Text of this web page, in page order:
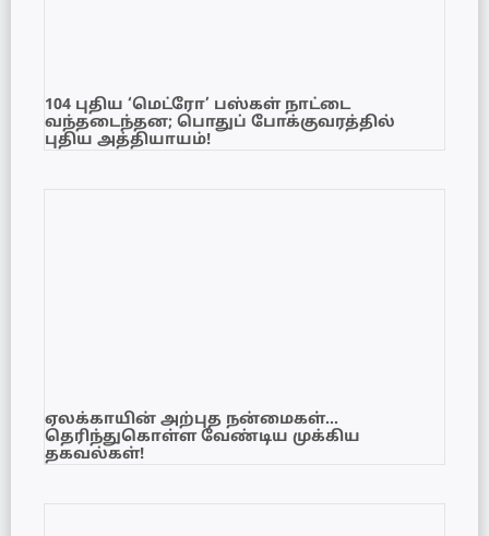
104 புதிய ‘மெட்ரோ’ பஸ்கள் நாட்டை
வந்தடைந்தன; பொதுப் போக்குவரத்தில்
புதிய அத்தியாயம்!
ஏலக்காயின் அற்புத நன்மைகள்…
தெரிந்துகொள்ள வேண்டிய முக்கிய
தகவல்கள்!